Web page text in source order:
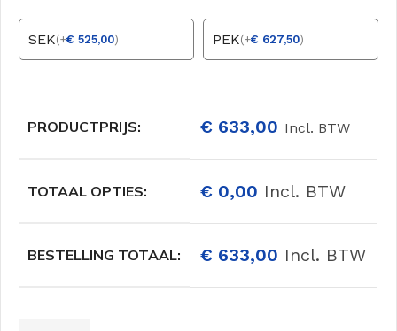
SEK(+€ 525,00) PEK(+€ 627,50)
PRODUCTPRIJS: € 633,00 Incl. BTW
TOTAAL OPTIES: € 0,00 Incl. BTW
BESTELLING TOTAAL: € 633,00 Incl. BTW